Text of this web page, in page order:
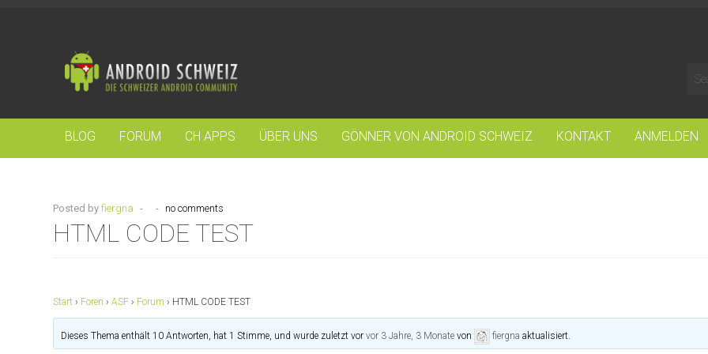
BLOG FORUM CH APPS ÜBER UNS GÖNNER VON ANDROID SCHWEIZ KONTAKT ANMELDEN
Posted by fiergna - - no comments
HTML CODE TEST
Start › Foren › ASF › Forum › HTML CODE TEST
Dieses Thema enthält 10 Antworten, hat 1 Stimme, und wurde zuletzt vorvor 3 Jahre, 3 Monate von fiergna aktualisiert.